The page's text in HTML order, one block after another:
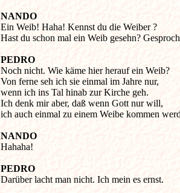
NANDO
Ein Weib! Haha! Kennst du die Weiber ?
Hast du schon mal ein Weib gesehn?
PEDRO
Noch nicht. Wie käme hier herauf ein Weib?
Von ferne seh ich sie einmal im Jahre nur,
wenn ich ins Tal hinab zur Kirche geh.
Ich denk mir aber, daß wenn Gott nur will,
ich auch einmal zu einem Weibe kommen
NANDO
Hahaha!
PEDRO
Darüber lacht man nicht. Ich mein es ernst.